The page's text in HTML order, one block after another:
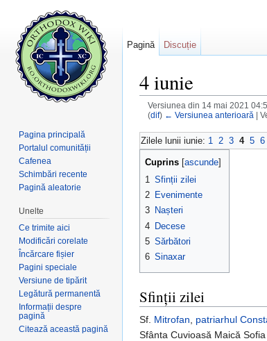
4 iunie
Versiunea din 14 mai 2021
(dif) ← Versiunea anterioară |
Zilele lunii iunie: 1 2 3 4 5 6
Cuprins [ascunde]
1 Sfinții zilei
2 Evenimente
3 Nașteri
4 Decese
5 Sărbători
6 Sinaxar
Sfinții zilei
Sf. Mitrofan patriarhul
Sfânta Cuvioasă Maică Sofia
Pagină Discuție
Pagina principală
Portalul comunității
Cafenea
Schimbări recente
Pagină aleatorie
Unelte
Ce trimite aici
Modificări corelate
Încărcare fișier
Pagini speciale
Versiune de tipărit
Legătură permanentă
Informații despre
pagină
Citează această pagină